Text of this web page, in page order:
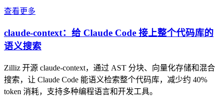
查看更多
claude-context：给 Claude Code 接上整个代码库的
语义搜索
Zilliz 开源 claude-context，通过 AST 分块、向量化存储和混合
搜索，让 Claude Code 能语义检索整个代码库，减少约 40%
token 消耗，支持多种编程语言和开发工具。